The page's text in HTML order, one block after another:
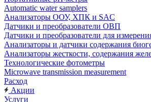
Automatic water samplers
Анализаторы ООУ, ХПК и SAC
Датчики и преобразователи ОВП
Датчики и преобразователи для
Анализаторы и датчики содержания
Анализаторы жесткости, содержания
Технологические фотометры
Microwave transmission measurement
Расход
Акции
Услуги